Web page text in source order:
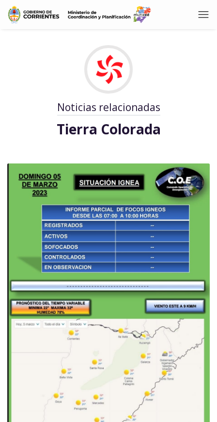
Noticias relacionadas
Tierra Colorada